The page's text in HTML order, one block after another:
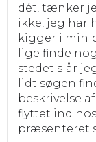
dét, tænker
ikke, jeg har
kigger i min
lige finde
stedet slår
lidt søgen
beskrivelse
flyttet ind
præsenteret